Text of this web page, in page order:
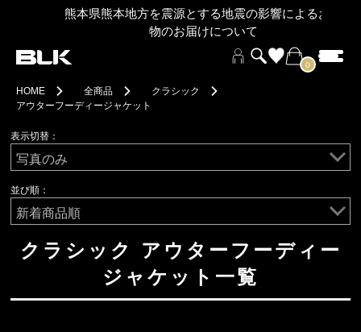
熊本県熊本地方を震源とする地震の影響によるお荷
物のお届けについて
0
HOME 全商品
クラシック
アウターフーディージャケット
表示切替：
並び順：
クラシック アウターフーディー
ジャケット一覧